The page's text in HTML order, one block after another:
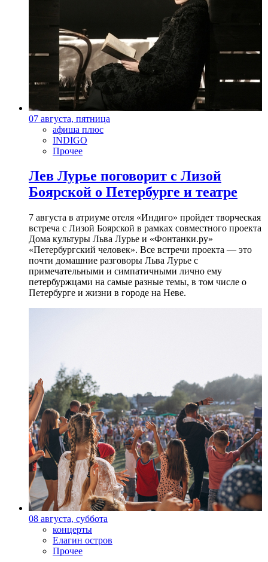
07 августа, пятница
афиша плюс
INDIGO
Прочее
Лев Лурье поговорит с Лизой
Боярской о Петербурге и театре
7 августа в атриуме отеля «Индиго» пройдет творческая
встреча с Лизой Боярской в рамках совместного проекта
Дома культуры Льва Лурье и «Фонтанки.ру»
«Петербургский человек». Все встречи проекта — это
почти домашние разговоры Льва Лурье с
примечательными и симпатичными лично ему
петербуржцами на самые разные темы, в том числе о
Петербурге и жизни в городе на Неве.
08 августа, суббота
концерты
Елагин остров
Прочее